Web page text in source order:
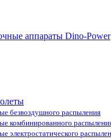
аппараты Dino-Power
безвоздушного распыления
комбинированного
электростатического